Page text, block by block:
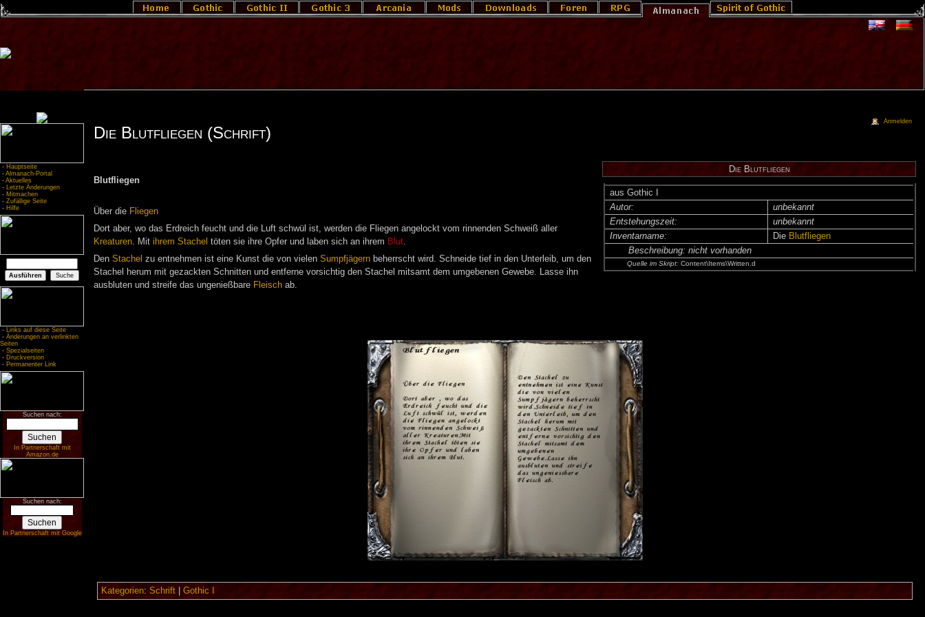
- Hauptseite
- Almanach-Portal
- Aktuelles
- Letzte Änderungen
- Mitmachen
- Zufällige Seite
- Hilfe
- Links auf diese Seite
- Änderungen an verlinkten
Seiten
- Spezialseiten
- Druckversion
- Permanenter Link
Suchen nach:
In Partnerschaft mit
Amazon.de
Suchen nach:
In Partnerschaft mit Google
Die Blutfliegen (Schrift)
Die Blutfliegen
aus Gothic I
Autor:
unbekannt
Entsteh­ungs­zeit:
unbekannt
Inventar­name:
Die Blutfliegen
Beschreibung: nicht vorhanden
Quelle im Skript: Content\Items\Written.d
Blutfliegen
Über die Fliegen
Dort aber, wo das Erdreich feucht und die Luft schwül ist, werden die Fliegen angelockt vom rinnenden Schweiß aller
Kreaturen. Mit ihrem Stachel töten sie ihre Opfer und laben sich an ihrem Blut.
Den Stachel zu entnehmen ist eine Kunst die von vielen Sumpfjägernbeherrscht wird. Schneide tief in den Unterleib, um den
Stachel herum mit gezackten Schnitten und entferne vorsichtig den Stachel mitsamt dem umgebenen Gewebe. Lasse ihn
ausbluten und streife das ungenießbare Fleischab.
Kategorien: Schrift| Gothic I
Anmelden